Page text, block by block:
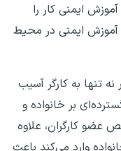
ایمنی کار را
از آموزش ایمنی در محیط
تنها به کارگر آسیب
بر خانواده و
عضو کارگران، علاوه
وارد می‌کند باعث